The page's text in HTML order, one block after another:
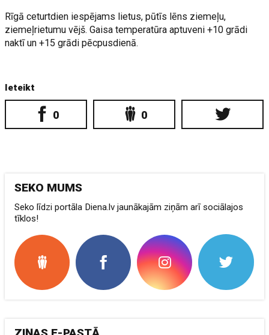
Rīgā ceturtdien iespējams lietus, pūtīs lēns ziemeļu,
ziemeļrietumu vējš. Gaisa temperatūra aptuveni +10 grādi
naktī un +15 grādi pēcpusdienā.
Ieteikt
0 0
SEKO MUMS
Seko līdzi portāla Diena.lv jaunākajām ziņām arī sociālajos
tīklos!